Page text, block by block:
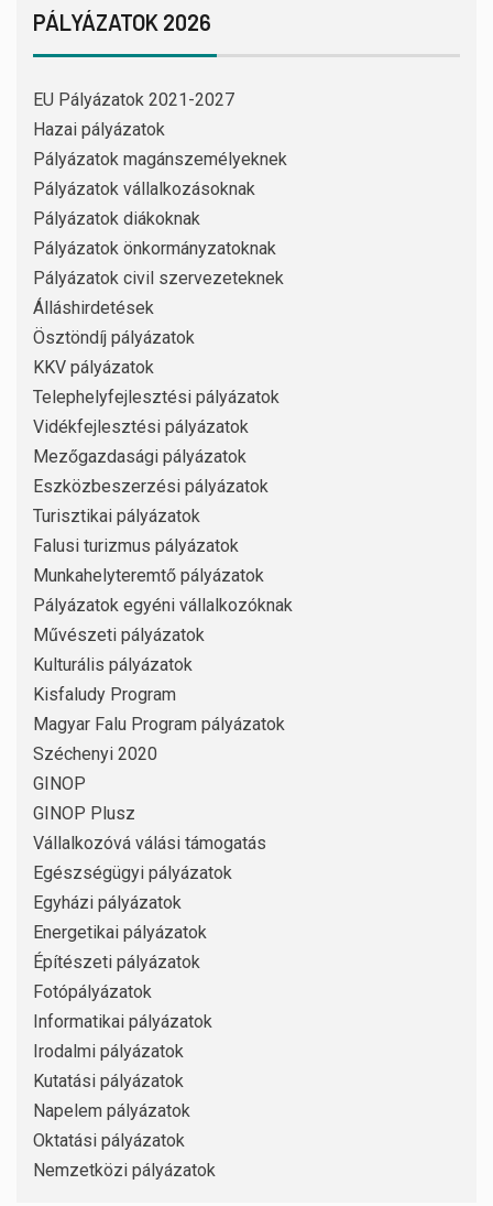
PÁLYÁZATOK 2026
EU Pályázatok 2021-2027
Hazai pályázatok
Pályázatok magánszemélyeknek
Pályázatok vállalkozásoknak
Pályázatok diákoknak
Pályázatok önkormányzatoknak
Pályázatok civil szervezeteknek
Álláshirdetések
Ösztöndíj pályázatok
KKV pályázatok
Telephelyfejlesztési pályázatok
Vidékfejlesztési pályázatok
Mezőgazdasági pályázatok
Eszközbeszerzési pályázatok
Turisztikai pályázatok
Falusi turizmus pályázatok
Munkahelyteremtő pályázatok
Pályázatok egyéni vállalkozóknak
Művészeti pályázatok
Kulturális pályázatok
Kisfaludy Program
Magyar Falu Program pályázatok
Széchenyi 2020
GINOP
GINOP Plusz
Vállalkozóvá válási támogatás
Egészségügyi pályázatok
Egyházi pályázatok
Energetikai pályázatok
Építészeti pályázatok
Fotópályázatok
Informatikai pályázatok
Irodalmi pályázatok
Kutatási pályázatok
Napelem pályázatok
Oktatási pályázatok
Nemzetközi pályázatok